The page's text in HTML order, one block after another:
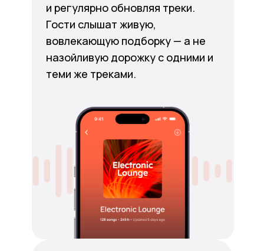
и регулярно обновляя треки.
Гости слышат живую,
вовлекающую подборку — а не
назойливую дорожку с одними и
теми же треками.